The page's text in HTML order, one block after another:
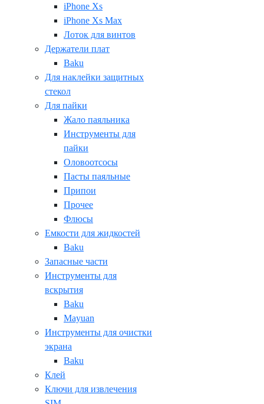
iPhone Xs
iPhone Xs Max
Лоток для винтов
Держатели плат
Baku
Для наклейки защитных
стекол
Для пайки
Жало паяльника
Инструменты для
пайки
Оловоотсосы
Пасты паяльные
Припои
Прочее
Флюсы
Емкости для жидкостей
Baku
Запасные части
Инструменты для
вскрытия
Baku
Mayuan
Инструменты для очистки
экрана
Baku
Клей
Ключи для извлечения